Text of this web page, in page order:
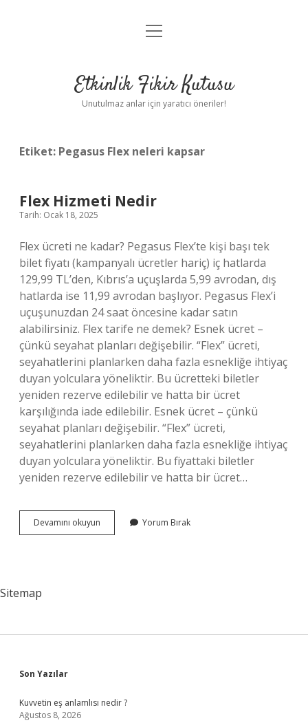
Anasayfa
Yasal Uyarı
menüyü
Etkinlik Fikir Kutusu
Unutulmaz anlar için yaratıcı öneriler!
Etiket: Pegasus Flex neleri kapsar
Flex Hizmeti Nedir
Tarih: Ocak 18, 2025
Flex ücreti ne kadar? Pegasus Flex’te kişi başı tek
bilet fiyatı (kampanyalı ücretler hariç) iç hatlarda
129,99 TL’den, Kıbrıs’a uçuşlarda 5,99 avrodan, dış
hatlarda ise 11,99 avrodan başlıyor. Pegasus Flex’i
uçuşunuzdan 24 saat öncesine kadar satın
alabilirsiniz. Flex tarife ne demek? Esnek ücret –
çünkü seyahat planları değişebilir. “Flex” ücreti,
seyahatlerini planlarken daha fazla esnekliğe ihtiyaç
duyan yolculara yöneliktir. Bu ücretteki biletler
yeniden rezerve edilebilir ve hatta bir ücret
karşılığında iade edilebilir. Esnek ücret – çünkü
seyahat planları değişebilir. “Flex” ücreti,
seyahatlerini planlarken daha fazla esnekliğe ihtiyaç
duyan yolculara yöneliktir. Bu fiyattaki biletler
yeniden rezerve edilebilir ve hatta bir ücret…
Devamını okuyun
Hizmeti
Yorum Bırak
Sitemap
Sidebar
Son Yazılar
Kuvvetin eş anlamlısı nedir ?
Ağustos 8, 2026